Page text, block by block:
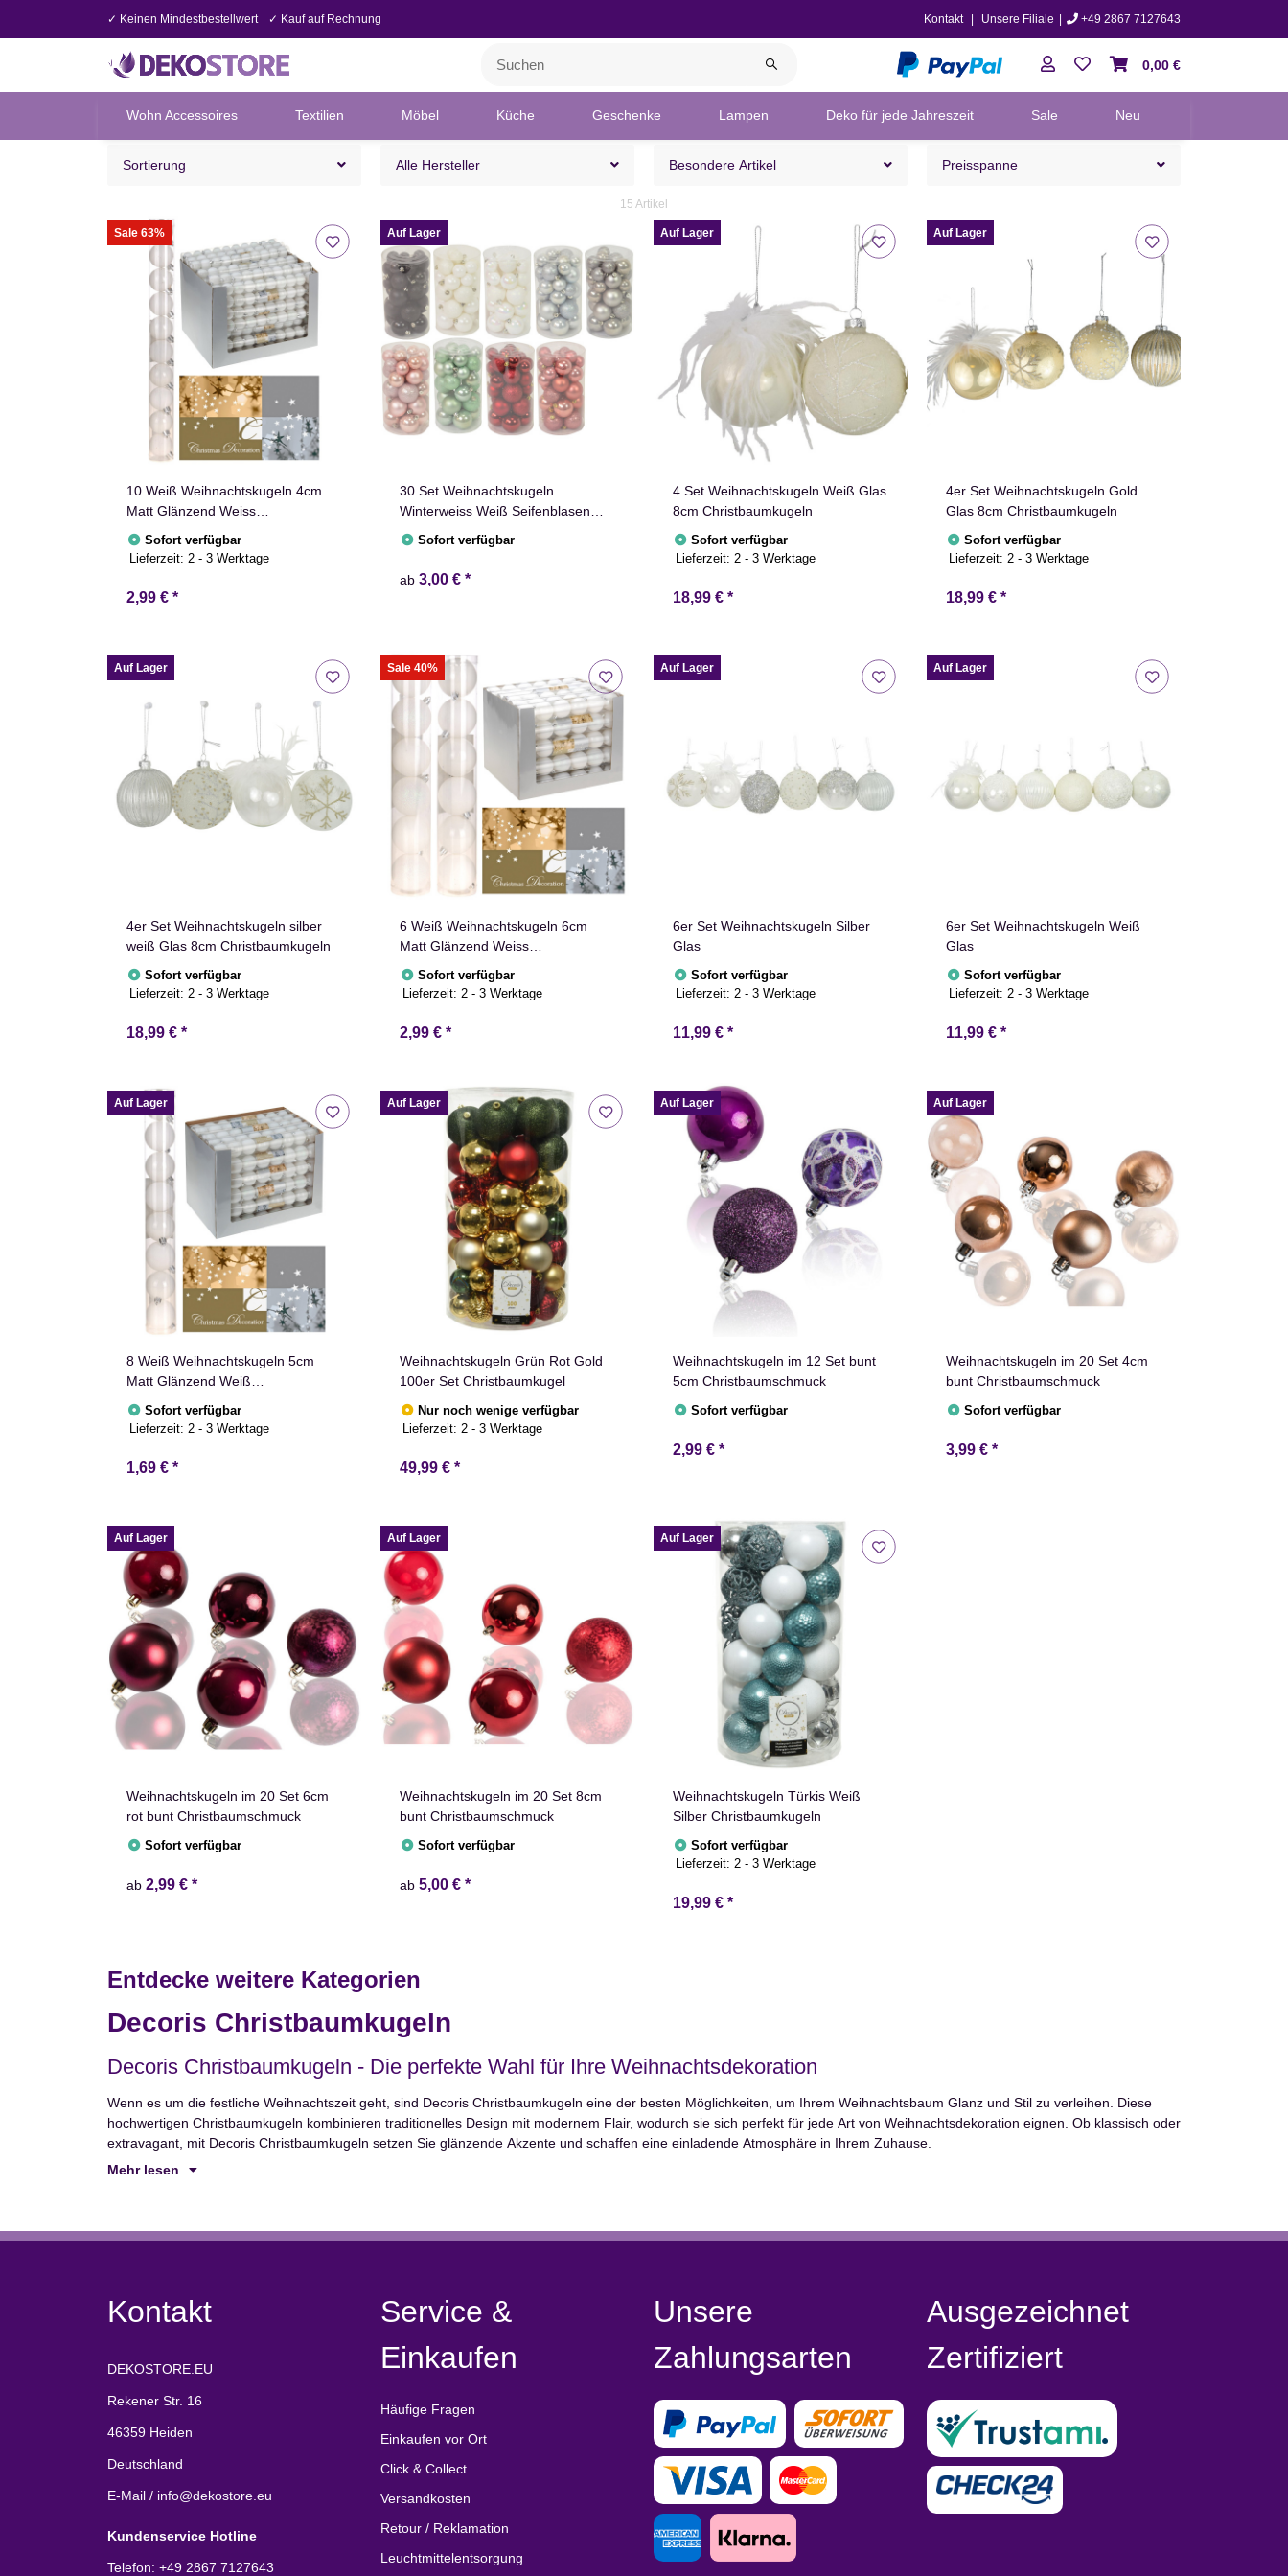
✓ Keinen Mindestbestellwert ✓ Kauf auf Rechnung Kontakt Unsere Filiale +49 2867 7127643
0,00 €
Wohn Accessoires Textilien Möbel Küche Geschenke Lampen Deko für jede Jahreszeit Sale Neu
Sortierung Alle Hersteller Besondere Artikel Preisspanne
15 Artikel
Sale 63%
10 Weiß Weihnachtskugeln 4cm
Matt Glänzend Weiss
Christbaumschmuck
Sofort verfügbar
Lieferzeit: 2 - 3 Werktage
2,99 € *
Auf Lager
30 Set Weihnachtskugeln
Winterweiss Weiß Seifenblasen
Rosa Schwarz Wollgrau Gefrostet
Blau Eukalyptus Marmor Pink
Sofort verfügbar
ab 3,00 € *
Auf Lager
4 Set Weihnachtskugeln Weiß Glas
8cm Christbaumkugeln
Sofort verfügbar
Lieferzeit: 2 - 3 Werktage
18,99 € *
Auf Lager
4er Set Weihnachtskugeln Gold
Glas 8cm Christbaumkugeln
Sofort verfügbar
Lieferzeit: 2 - 3 Werktage
18,99 € *
Auf Lager
4er Set Weihnachtskugeln silber
weiß Glas 8cm Christbaumkugeln
Sofort verfügbar
Lieferzeit: 2 - 3 Werktage
18,99 € *
Sale 40%
6 Weiß Weihnachtskugeln 6cm
Matt Glänzend Weiss
Christbaumschmuck
Sofort verfügbar
Lieferzeit: 2 - 3 Werktage
2,99 € *
Auf Lager
6er Set Weihnachtskugeln Silber
Glas
Sofort verfügbar
Lieferzeit: 2 - 3 Werktage
11,99 € *
Auf Lager
6er Set Weihnachtskugeln Weiß
Glas
Sofort verfügbar
Lieferzeit: 2 - 3 Werktage
11,99 € *
Auf Lager
8 Weiß Weihnachtskugeln 5cm
Matt Glänzend Weiß
Christbaumschmuck
Sofort verfügbar
Lieferzeit: 2 - 3 Werktage
1,69 € *
Auf Lager
Weihnachtskugeln Grün Rot Gold
100er Set Christbaumkugel
Nur noch wenige verfügbar
Lieferzeit: 2 - 3 Werktage
49,99 € *
Auf Lager
Weihnachtskugeln im 12 Set bunt
5cm Christbaumschmuck
Sofort verfügbar
2,99 € *
Auf Lager
Weihnachtskugeln im 20 Set 4cm
bunt Christbaumschmuck
Sofort verfügbar
3,99 € *
Auf Lager
Weihnachtskugeln im 20 Set 6cm
rot bunt Christbaumschmuck
Sofort verfügbar
ab 2,99 € *
Auf Lager
Weihnachtskugeln im 20 Set 8cm
bunt Christbaumschmuck
Sofort verfügbar
ab 5,00 € *
Auf Lager
Weihnachtskugeln Türkis Weiß
Silber Christbaumkugeln
Sofort verfügbar
Lieferzeit: 2 - 3 Werktage
19,99 € *
Entdecke weitere Kategorien
Decoris Christbaumkugeln
Decoris Christbaumkugeln - Die perfekte Wahl für Ihre Weihnachtsdekoration
Wenn es um die festliche Weihnachtszeit geht, sind Decoris Christbaumkugeln eine der besten Möglichkeiten, um Ihrem Weihnachtsbaum Glanz und Stil zu verleihen. Diese
hochwertigen Christbaumkugeln kombinieren traditionelles Design mit modernem Flair, wodurch sie sich perfekt für jede Art von Weihnachtsdekoration eignen. Ob klassisch oder
extravagant, mit Decoris Christbaumkugeln setzen Sie glänzende Akzente und schaffen eine einladende Atmosphäre in Ihrem Zuhause.
Mehr lesen
Kontakt
DEKOSTORE.EU
Rekener Str. 16
46359 Heiden
Deutschland
E-Mail / info@dekostore.eu
Kundenservice Hotline
Telefon: +49 2867 7127643
Service &
Einkaufen
Häufige Fragen
Einkaufen vor Ort
Click & Collect
Versandkosten
Retour / Reklamation
Leuchtmittelentsorgung
Unsere
Zahlungsarten
Ausgezeichnet
Zertifiziert